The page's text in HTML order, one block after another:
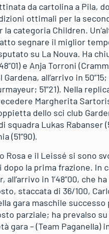
da cartolina a Pila,
ottimali per la
la categoria Children.
segnare il miglior
su La Nouva. Ha
e Anja Torroni
all’arrivo in
51”21). Nella
Margherita
dello sci club
squadra Lukas Rabanser
(51”90).
Rosa e il Leissé si sono
la prima frazione. In
all’arrivo in 1’48”00,
staccata di 36/100,
gara maschile
parziale; ha prevalso su
gara – (Team Paganella) in